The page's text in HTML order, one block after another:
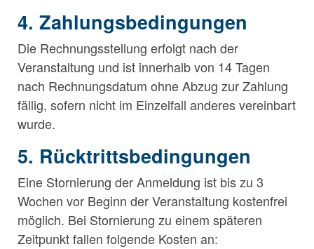
4. Zahlungsbedingungen
Die Rechnungsstellung erfolgt nach der
Veranstaltung und ist innerhalb von 14 Tagen
nach Rechnungsdatum ohne Abzug zur Zahlung
fällig, sofern nicht im Einzelfall anderes vereinbart
wurde.
5. Rücktrittsbedingungen
Eine Stornierung der Anmeldung ist bis zu 3
Wochen vor Beginn der Veranstaltung kostenfrei
möglich. Bei Stornierung zu einem späteren
Zeitpunkt fallen folgende Kosten an: